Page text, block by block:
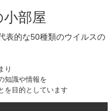
部屋
表的な50種類のウイルスの
り
知識や情報を
を目的としています